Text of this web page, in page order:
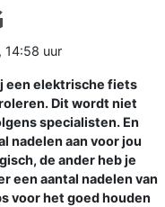
14:58 uur
een elektrische fiets
Dit wordt niet
specialisten. En
nadelen aan voor jou
de ander heb je
een aantal nadelen van
voor het goed houden